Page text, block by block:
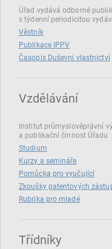
Úřad vydává odborné
s týdenní periodicitou
Věstník
Publikace IPPV
Časopis Duševní vlastnictví
Vzdělávání
Institut průmyslověprávní
a publikační činnost Úřadu
Studium
Kurzy a semináře
Pomůcka pro vyučující
Zkoušky patentových
Rubrika pro mladé
Třídníky